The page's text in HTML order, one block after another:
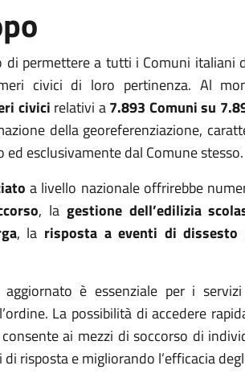
di permettere a tutti i Comuni italiani
civici di loro pertinenza. Al
civici relativi a7.893 Comuni su
della georeferenziazione,
esclusivamente dal Comune stesso.
a livello nazionale offrirebbe
, la gestione dell’edilizia
, la risposta a eventi di dissesto
è essenziale per i
. La possibilità di accedere
ai mezzi di soccorso di
risposta e migliorando l’efficacia